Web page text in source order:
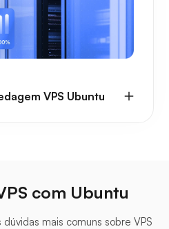
VPS Ubuntu
com Ubuntu
mais comuns sobre VPS